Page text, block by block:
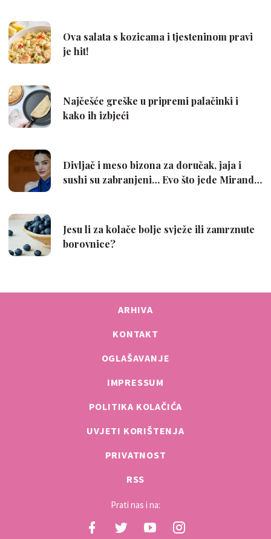
ARHIVA
KONTAKT
OGLAŠAVANJE
IMPRESSUM
POLITIKA KOLAČIĆA
UVJETI KORIŠTENJA
PRIVATNOST
RSS
Prati nas i na: